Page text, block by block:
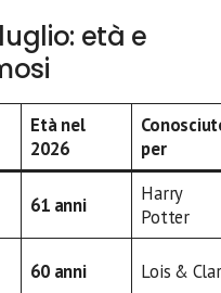
età e
Età nel
2026
per
61 anni
Harry
Potter
60 anni Lois &